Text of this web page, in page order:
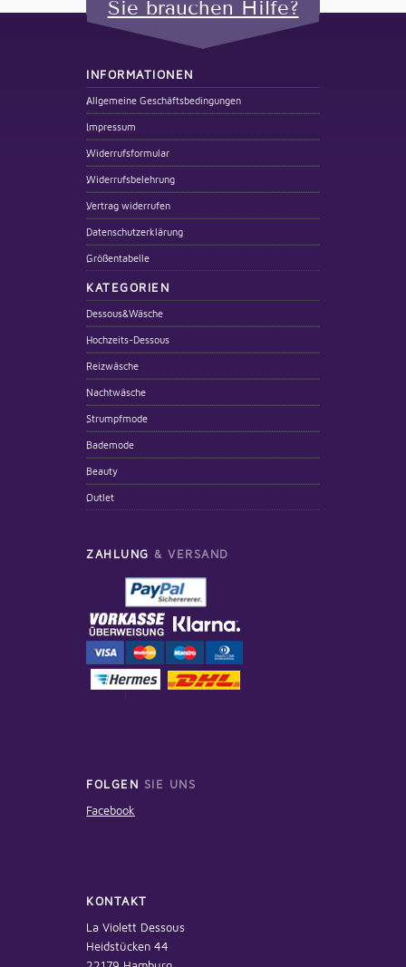
Sie brauchen Hilfe?
INFORMATIONEN
Allgemeine Geschäftsbedingungen
Impressum
Widerrufsformular
Widerrufsbelehrung
Vertrag widerrufen
Datenschutzerklärung
Größentabelle
KATEGORIEN
Dessous&Wäsche
Hochzeits-Dessous
Reizwäsche
Nachtwäsche
Strumpfmode
Bademode
Beauty
Outlet
ZAHLUNG & VERSAND
FOLGEN SIE UNS
Facebook
KONTAKT
La Violett Dessous
Heidstücken 44